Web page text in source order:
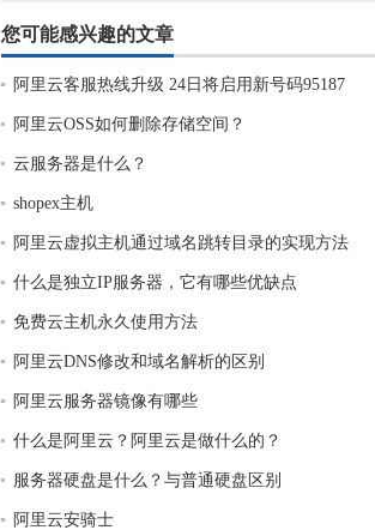
您可能感兴趣的文章
阿里云客服热线升级 24日将启用新号码95187
阿里云OSS如何删除存储空间？
云服务器是什么？
shopex主机
阿里云虚拟主机通过域名跳转目录的实现方法
什么是独立IP服务器，它有哪些优缺点
免费云主机永久使用方法
阿里云DNS修改和域名解析的区别
阿里云服务器镜像有哪些
什么是阿里云？阿里云是做什么的？
服务器硬盘是什么？与普通硬盘区别
阿里云安骑士